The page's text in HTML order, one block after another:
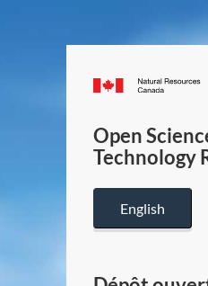
Open
Technology
English